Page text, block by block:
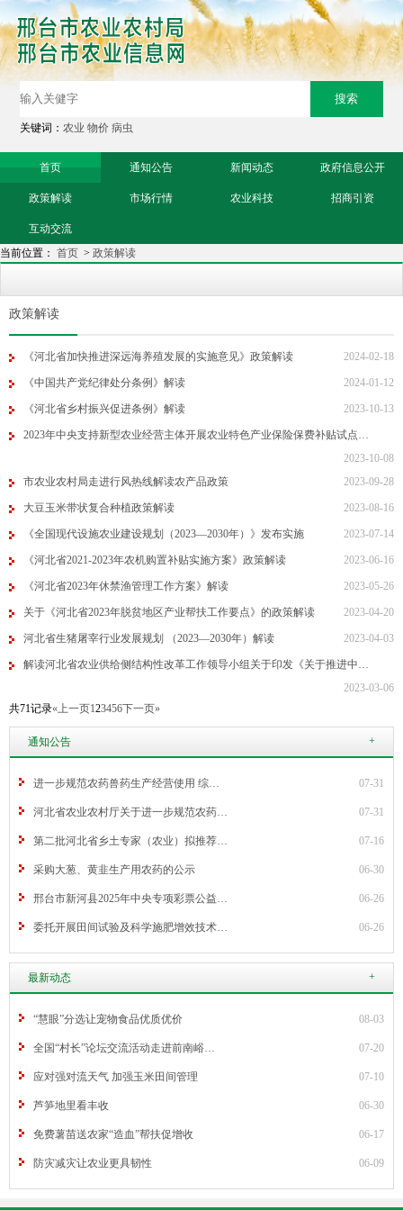
关键词：农业 物价 病虫
首页 通知公告 新闻动态 政府信息公开
政策解读 市场行情 农业科技 招商引资
互动交流
当前位置： 首页 > 政策解读
政策解读
《河北省加快推进深远海养殖发展的实施意见》政策解读 2024-02-18
《中国共产党纪律处分条例》解读 2024-01-12
《河北省乡村振兴促进条例》解读 2023-10-13
2023年中央支持新型农业经营主体开展农业特色产业保险保费补贴试点…
2023-10-08
市农业农村局走进行风热线解读农产品政策
2023-09-28
大豆玉米带状复合种植政策解读 2023-08-16
《全国现代设施农业建设规划（2023—2030年）》发布实施 2023-07-14
《河北省2021-2023年农机购置补贴实施方案》政策解读 2023-06-16
《河北省2023年休禁渔管理工作方案》解读 2023-05-26
关于《河北省2023年脱贫地区产业帮扶工作要点》的政策解读 2023-04-20
河北省生猪屠宰行业发展规划 （2023—2030年）解读 2023-04-03
解读河北省农业供给侧结构性改革工作领导小组关于印发《关于推进中…
2023-03-06
共71记录«上一页123456下一页»
通知公告 +
进一步规范农药兽药生产经营使用 综… 07-31
河北省农业农村厅关于进一步规范农药… 07-31
第二批河北省乡土专家（农业）拟推荐… 07-16
采购大葱、黄韭生产用农药的公示 06-30
邢台市新河县2025年中央专项彩票公益… 06-26
委托开展田间试验及科学施肥增效技术… 06-26
最新动态 +
“慧眼”分选让宠物食品优质优价 08-03
全国“村长”论坛交流活动走进前南峪… 07-20
应对强对流天气 加强玉米田间管理 07-10
芦笋地里看丰收 06-30
免费薯苗送农家“造血”帮扶促增收 06-17
防灾减灾让农业更具韧性 06-09